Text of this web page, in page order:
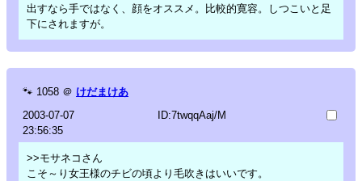
出すなら手ではなく、顔をオススメ。比較的寛容。しつこいと足
下にされますが。
🐾 1058 ＠ けだまけあ
2003-07-07
23:56:35
ID:7twqqAaj/M
>>モサネコさん
こそ～り女王様のチビの頃より毛吹きはいいです。